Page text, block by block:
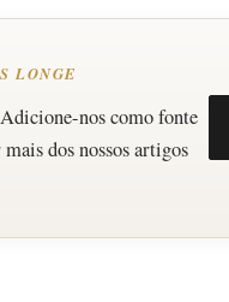
LONGE
nos como fonte
dos nossos artigos